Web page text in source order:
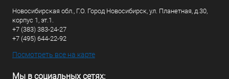
Новосибирская обл., Г.О. Город Новосибирск, ул. Планетная, д.30,
корпус 1, эт.1.
+7 (383) 383-24-27
+7 (495) 644-22-92
Посмотреть все на карте
Мы в социальных сетях: